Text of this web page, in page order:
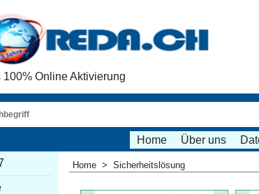
Online Aktivierung
Home Über uns
Home > Sicherheitslösung